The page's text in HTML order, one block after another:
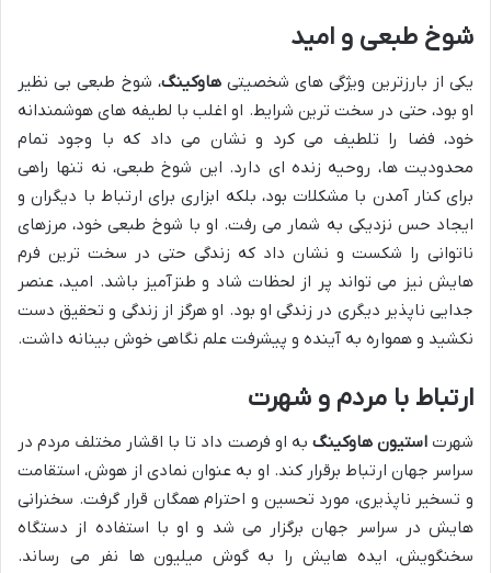
شوخ طبعی و امید
یکی از بارزترین ویژگی های شخصیتیهاوکینگ، شوخ طبعی بی نظیر
او بود، حتی در سخت ترین شرایط. او اغلب با لطیفه های هوشمندانه
خود، فضا را تلطیف می کرد و نشان می داد که با وجود تمام
محدودیت ها، روحیه زنده ای دارد. این شوخ طبعی، نه تنها راهی
برای کنار آمدن با مشکلات بود، بلکه ابزاری برای ارتباط با دیگران و
ایجاد حس نزدیکی به شمار می رفت. او با شوخ طبعی خود، مرزهای
ناتوانی را شکست و نشان داد که زندگی حتی در سخت ترین فرم
هایش نیز می تواند پر از لحظات شاد و طنزآمیز باشد. امید، عنصر
جدایی ناپذیر دیگری در زندگی او بود. او هرگز از زندگی و تحقیق دست
نکشید و همواره به آینده و پیشرفت علم نگاهی خوش بینانه داشت.
ارتباط با مردم و شهرت
شهرتاستیون هاوکینگ به او فرصت داد تا با اقشار مختلف مردم در
سراسر جهان ارتباط برقرار کند. او به عنوان نمادی از هوش، استقامت
و تسخیر ناپذیری، مورد تحسین و احترام همگان قرار گرفت. سخنرانی
هایش در سراسر جهان برگزار می شد و او با استفاده از دستگاه
سخنگویش، ایده هایش را به گوش میلیون ها نفر می رساند.